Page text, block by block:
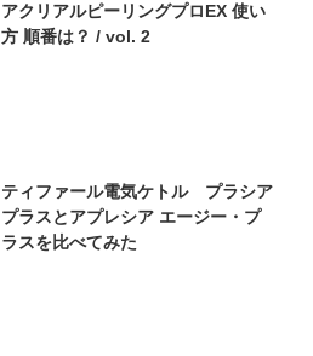
アクリアルピーリングプロEX 使い
方 順番は？ / vol. 2
ティファール電気ケトル プラシア
プラスとアプレシア エージー・プ
ラスを比べてみた